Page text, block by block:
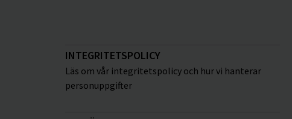
INTEGRITETSPOLICY
Läs om vår integritetspolicy och hur vi hanterar
personuppgifter